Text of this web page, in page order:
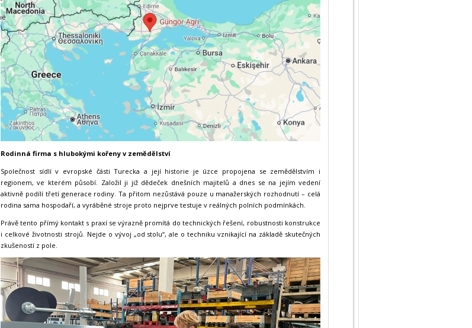
Rodinná firma s hlubokými kořeny v zemědělství
Společnost sídlí v evropské části Turecka a její historie je úzce propojena se zemědělstvím i
regionem, ve kterém působí. Založil ji již dědeček dnešních majitelů a dnes se na jejím vedení
aktivně podílí třetí generace rodiny. Ta přitom nezůstává pouze u manažerských rozhodnutí – celá
rodina sama hospodaří, a vyráběné stroje proto nejprve testuje v reálných polních podmínkách.
Právě tento přímý kontakt s praxí se výrazně promítá do technických řešení, robustnosti konstrukce
i celkové životnosti strojů. Nejde o vývoj „od stolu“, ale o techniku vznikající na základě skutečných
zkušeností z pole.